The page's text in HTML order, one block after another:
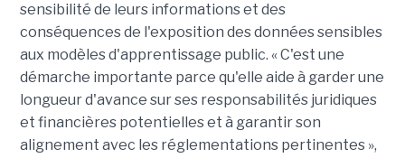
sensibilité de leurs informations et des
conséquences de l'exposition des données sensibles
aux modèles d'apprentissage public. « C'est une
démarche importante parce qu'elle aide à garder une
longueur d'avance sur ses responsabilités juridiques
et financières potentielles et à garantir son
alignement avec les réglementations pertinentes »,